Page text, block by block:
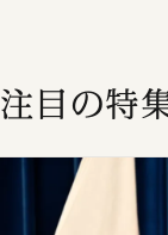
注目の特